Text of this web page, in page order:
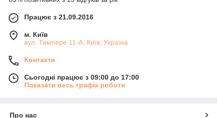
Працює з 21.09.2016
м. Київ
вул. Тампере 11-А, Київ, Україна
Контакти
Сьогодні працює з 09:00 до 17:00
Показати весь графік роботи
Про нас